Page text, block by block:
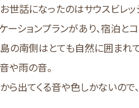
世話になったのはサウスビレッ
ーションプランがあり、宿泊と
の南側はとても自然に囲まれ
や雨の音。
ら出てくる音や色しかないので